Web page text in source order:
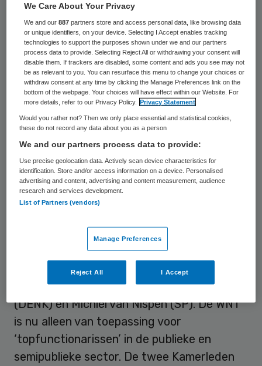
te perken, naast zich neer.
© bombermoon / Getty Images / iStock
Kamer van de staatssecretaris van
Binnenlandse Zaken, Eric van der Burg
(VVD). De motie werd ingediend door
Tweede Kamerleden Stephan van Baarle
(DENK) en Michiel van Nispen (SP). De WNT
is nu alleen van toepassing voor
‘topfunctionarissen’ in de publieke en
semipublieke sector. De twee Kamerleden
We Care About Your Privacy
We and our887 partners store and access personal data, like browsing data
or unique identifiers, on your device. Selecting I Accept enables tracking
technologies to support the purposes shown under we and our partners
process data to provide. Selecting Reject All or withdrawing your consent will
disable them. If trackers are disabled, some content and ads you see may not
be as relevant to you. You can resurface this menu to change your choices or
withdraw consent at any time by clicking the Manage Preferences link on the
bottom of the webpage. Your choices will have effect within our Website. For
more details, refer to our Privacy Policy.
Privacy Statement
Would you rather not? Then we only place essential and statistical cookies,
these do not record any data about you as a person
We and our partners process data to provide:
Use precise geolocation data. Actively scan device characteristics for
identification. Store and/or access information on a device. Personalised
advertising and content, advertising and content measurement, audience
research and services development.
List of Partners (vendors)
Manage Preferences
Reject All I Accept